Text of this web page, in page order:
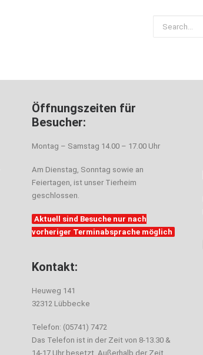
Öffnungszeiten für
Besucher:
Montag – Samstag 14.00 – 17.00 Uhr
Am Dienstag, Sonntag sowie an
Feiertagen, ist unser Tierheim
geschlossen.
Aktuell sind Besuche nur nach
vorheriger Terminabsprache möglich
Kontakt:
Heuweg 141
32312 Lübbecke
Telefon: (05741) 7472
Das Telefon ist in der Zeit von 8-13.30 &
14-17 Uhr besetzt. Außerhalb der Zeit